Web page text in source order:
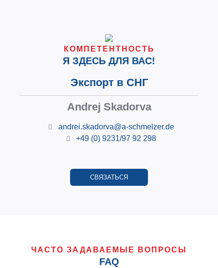
КОМПЕТЕНТНОСТЬ
Я ЗДЕСЬ ДЛЯ ВАС!
Экспорт в СНГ
Andrej Skadorva
andrei.skadorva@a-schmelzer.de
+49 (0) 9231/97 92 298
СВЯЗАТЬСЯ
ЧАСТО ЗАДАВАЕМЫЕ ВОПРОСЫ
FAQ